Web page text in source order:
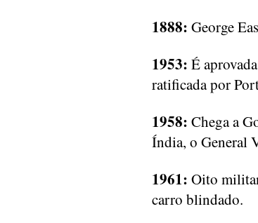
1888: George
1953: É
ratificada por
1958: Chega a
Índia, o General
1961: Oito
carro blindado.